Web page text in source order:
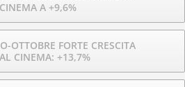
A +9,6%
OTTOBRE FORTE CRESCITA
CINEMA: +13,7%